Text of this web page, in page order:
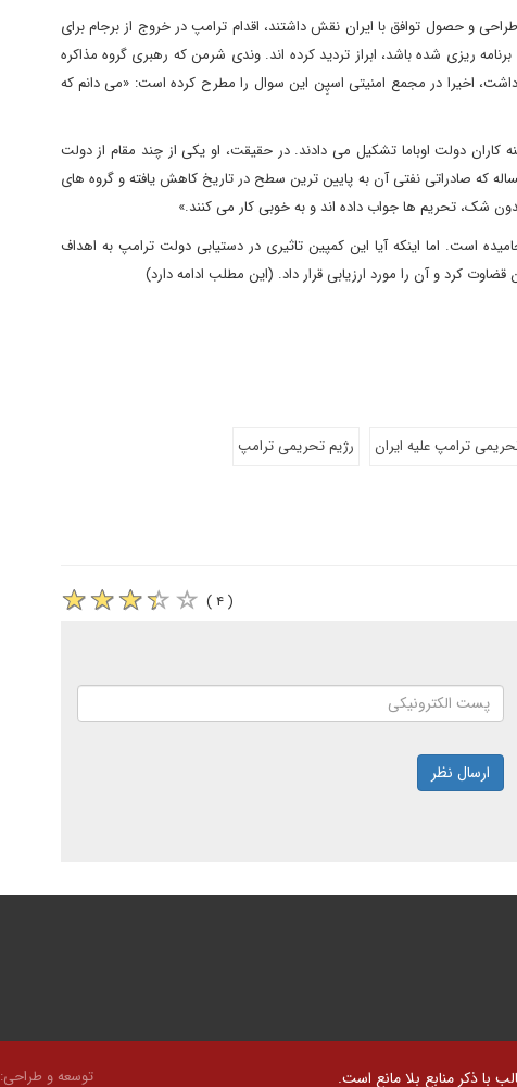
و حصول توافق با ایران نقش داشتند، اقدام ترامپ در خروج از برجام برای
ریزی شده باشد، ابراز تردید کرده اند. وندی شرمن که رهبری گروه مذاکره
اخیرا در مجمع امنیتی اسپِن این سوال را مطرح کرده است: «می دانم که
کاران دولت اوباما تشکیل می دادند. در حقیقت، او یکی از چند مقام از دولت
که صادراتی نفتی آن به پایین ترین سطح در تاریخ کاهش یافته و گروه های
شک، تحریم ها جواب داده اند و به خوبی کار می کنند.»
است. اما اینکه آیا این کمپین تاثیری در دستیابی دولت ترامپ به اهداف
کرد و آن را مورد ارزیابی قرار داد. (این مطلب ادامه دارد)
ترامپ علیه ایران
رژیم تحریمی ترامپ
( ۴ )
ارسال نظر
با ذکر منابع بلا مانع است. توسعه و طراحی: